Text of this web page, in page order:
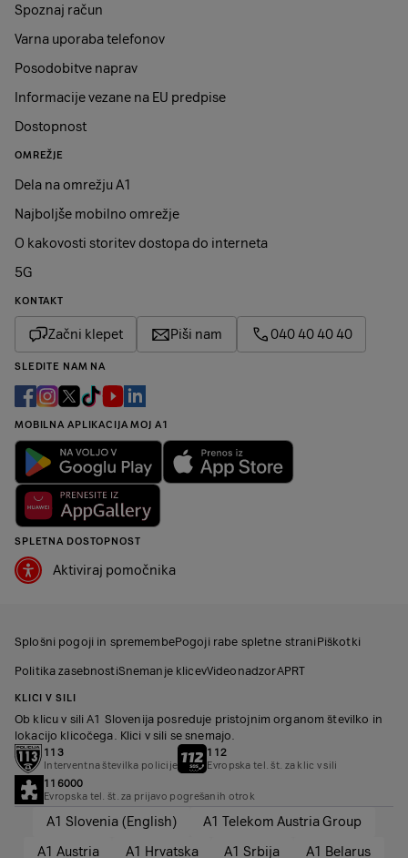
Spoznaj račun
Varna uporaba telefonov
Posodobitve naprav
Informacije vezane na EU predpise
Dostopnost
OMREŽJE
Dela na omrežju A1
Najboljše mobilno omrežje
O kakovosti storitev dostopa do interneta
5G
KONTAKT
Začni klepet Piši nam 040 40 40 40
SLEDITE NAM NA
MOBILNA APLIKACIJA MOJ A1
SPLETNA DOSTOPNOST
Aktiviraj pomočnika
Splošni pogoji in spremembePogoji rabe spletne strani Piškotki
Politika zasebnostiSnemanje klicevVideonadzorAPRT
KLICI V SILI
Ob klicu v sili A1 Slovenija posreduje pristojnim organom številko in
lokacijo klicočega. Klici v sili se snemajo.
113
Interventna številka policije
112
Evropska tel. št. za klic v sili
116000
Evropska tel. št. za prijavo pogrešanih otrok
A1 Slovenia (English)
A1 Telekom Austria Group
A1 Austria
A1 Hrvatska A1 Srbija A1 Belarus